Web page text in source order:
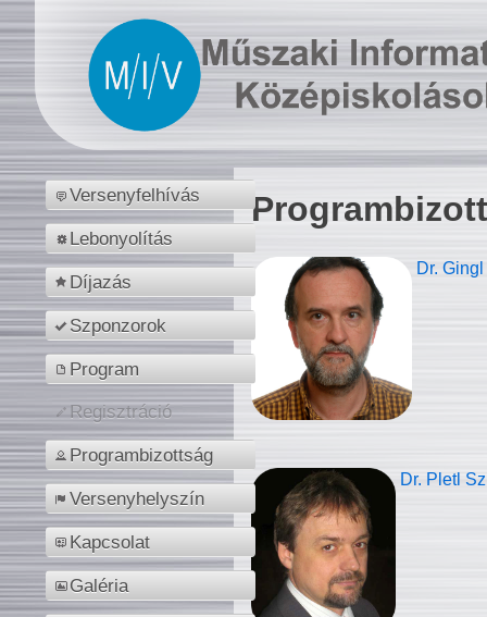
Versenyfelhívás
Lebonyolítás
Díjazás
Szponzorok
Program
Regisztráció
Programbizottság
Versenyhelyszín
Kapcsolat
Galéria
Dr.
Dr. Pletl